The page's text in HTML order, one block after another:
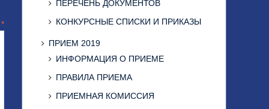
*
ПЕРЕЧЕНЬ ДОКУМЕНТОВ
КОНКУРСНЫЕ СПИСКИ И ПРИКАЗЫ
ПРИЕМ 2019
ИНФОРМАЦИЯ О ПРИЕМЕ
ПРАВИЛА ПРИЕМА
ПРИЕМНАЯ КОМИССИЯ